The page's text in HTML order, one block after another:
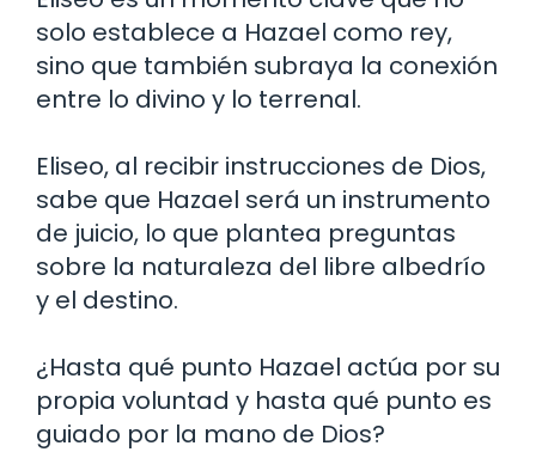
solo establece a Hazael como rey,
sino que también subraya la conexión
entre lo divino y lo terrenal.
Eliseo, al recibir instrucciones de Dios,
sabe que Hazael será un instrumento
de juicio, lo que plantea preguntas
sobre la naturaleza del libre albedrío
y el destino.
¿Hasta qué punto Hazael actúa por su
propia voluntad y hasta qué punto es
guiado por la mano de Dios?